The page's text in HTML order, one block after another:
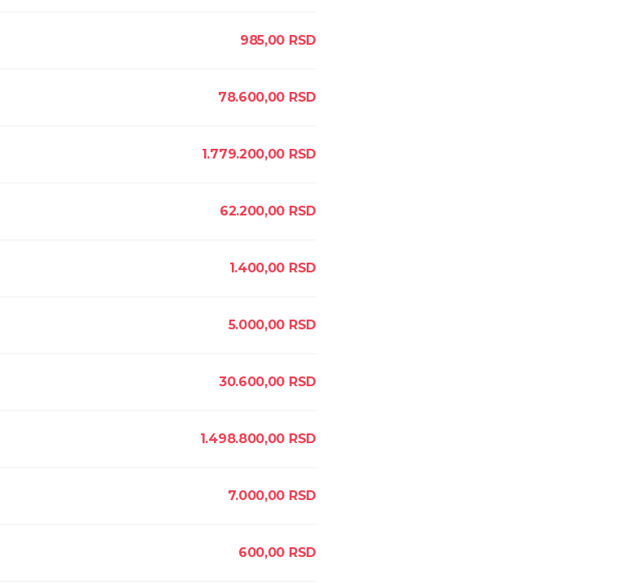
985,00 RSD
78.600,00 RSD
1.779.200,00 RSD
62.200,00 RSD
1.400,00 RSD
5.000,00 RSD
30.600,00 RSD
1.498.800,00 RSD
7.000,00 RSD
600,00 RSD